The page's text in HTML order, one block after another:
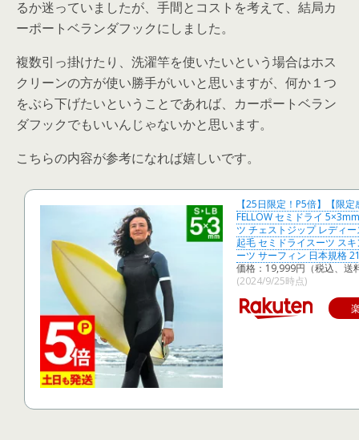
るか迷っていましたが、手間とコストを考えて、結局カ
ーポートベランダフックにしました。
複数引っ掛けたり、洗濯竿を使いたいという場合はホス
クリーンの方が使い勝手がいいと思いますが、何か１つ
をぶら下げたいということであれば、カーポートベラン
ダフックでもいいんじゃないかと思います。
こちらの内容が参考になれば嬉しいです。
【25日限定！P5倍】【限
FELLOW セミドライ
ツ チェストジップ レディ
起毛 セミドライスーツ ス
ーツ サーフィン 日本規格
価格：19,999円（税込、送
(2024/9/25時点)